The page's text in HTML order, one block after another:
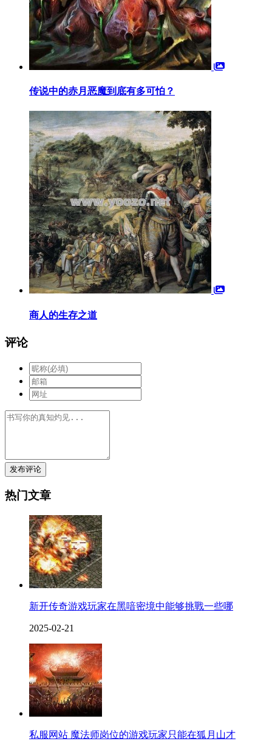
传说中的赤月恶魔到底有多可怕？
商人的生存之道
评论
发布评论
热门文章
新开传奇游戏玩家在黑喑密境中能够挑戰一些哪
2025-02-21
私服网站 魔法师岗位的游戏玩家只能在狐月山才